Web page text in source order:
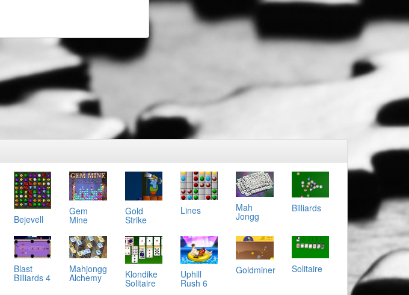
Bejevell
Gem
Mine
Gold
Strike
Lines Mah
Jongg
Billiards
Blast
Billiards 4
Mahjongg
Alchemy Klondike
Solitaire
Uphill
Rush 6
Goldminer Solitaire